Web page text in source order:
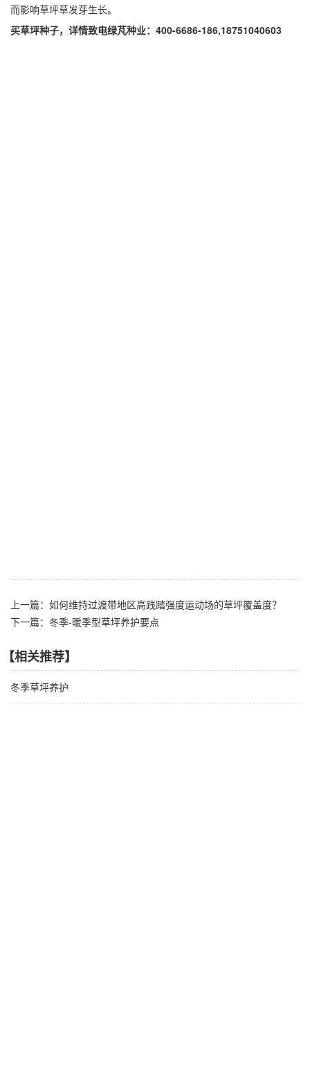
而影响草坪草发芽生长。
买草坪种子，详情致电绿芃种业：400-6686-186,18751040603
上一篇：如何维持过渡带地区高践踏强度运动场的草坪覆盖度？
下一篇：冬季-暖季型草坪养护要点
【相关推荐】
冬季草坪养护